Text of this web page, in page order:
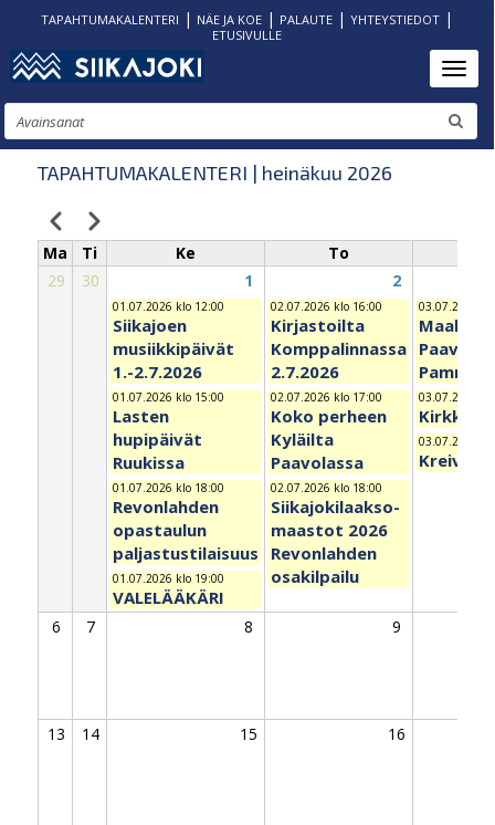
Hyppää
pääsisältöön
TAPAHTUMAKALENTERI | NÄE JA KOE| PALAUTE| YHTEYSTIEDOT|
ETUSIVULLE
Etsi
TAPAHTUMAKALENTERI | heinäkuu 2026
Sivutus
EdellinenSeuraava
Ma
Ti Ke To
29
30 1 2
01.07.2026 klo 12:00
Siikajoen
musiikkipäivät
1.-2.7.2026
01.07.2026 klo 15:00
Lasten
hupipäivät
Ruukissa
01.07.2026 klo 18:00
Revonlahden
opastaulun
paljastustilaisuus
01.07.2026 klo 19:00
VALELÄÄKÄRI
02.07.2026 klo 16:00
Kirjastoilta
Komppalinnassa
2.7.2026
02.07.2026 klo 17:00
Koko perheen
Kyläilta
Paavolassa
02.07.2026 klo 18:00
Siikajokilaakso-
maastot 2026
Revonlahden
osakilpailu
03.07.2026
Paavolan
03.07.2026
03.07.2026
6 7 8 9
13 14 15 16